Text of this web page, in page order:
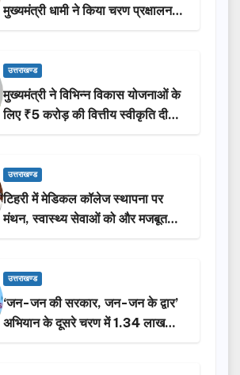
मुख्यमंत्री धामी ने किया चरण प्रक्षालन…
उत्तराखण्ड
मुख्यमंत्री ने विभिन्न विकास योजनाओं के
लिए ₹5 करोड़ की वित्तीय स्वीकृति दी…
उत्तराखण्ड
टिहरी में मेडिकल कॉलेज स्थापना पर
मंथन, स्वास्थ्य सेवाओं को और मजबूत
करेगी सरकार: मुख्यमंत्री धामी…
उत्तराखण्ड
‘जन-जन की सरकार, जन-जन के द्वार’
अभियान के दूसरे चरण में 1.34 लाख
लोगों की भागीदारी…